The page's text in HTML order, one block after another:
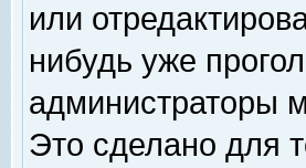
или
нибудь уже
администраторы
Это сделано для